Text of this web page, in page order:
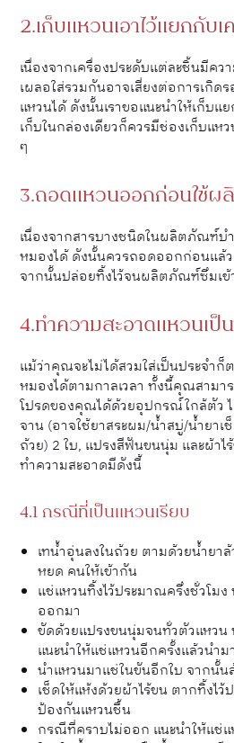
2.เก็บแหวนเอาไว้แยกกับ
เนื่องจากเครื่องประดับแต่ละชิ้นมีคว
เผลอใส่รวมกันอาจเสี่ยงต่อการเกิด
แหวนได้ ดังนั้นเราขอแนะนำให้เก็บ
เก็บในกล่องเดียวก็ควรมีช่องเก็บแ
ๆ
3.ถอดแหวนออกก่อนใช้
เนื่องจากสารบางชนิดในผลิตภัณฑ์บ
หมองได้ ดังนั้นควรถอดออกก่อนแ
จากนั้นปล่อยทิ้งไว้จนผลิตภัณฑ์ซึมเข้
4.ทำความสะอาดแหวนเป็
แม้ว่าคุณจะไม่ได้สวมใส่เป็นประจำ
หมองได้ตามกาลเวลา ทั้งนี้คุณสามา
โปรดของคุณได้ด้วยอุปกรณ์ใกล้ตัว
จาน (อาจใช้ยาสระผม/น้ำสบู่/น้ำยาเ
ถ้วย) 2 ใบ, แปรงสีฟันขนนุ่ม และผ้า
ทำความสะอาดมีดังนี้
4.1 กรณีที่เป็นแหวนเรียบ
เทน้ำอุ่นลงในถ้วย ตามด้วยน้ำยา
หยด คนให้เข้ากัน
แช่แหวนทิ้งไว้ประมาณครึ่งชั่วโม
ออกมา
ขัดด้วยแปรงขนนุ่มจนทั่วตัวแหว
แนะนำให้แช่แหวนอีกครั้งแล้วนำม
นำแหวนมาแช่ในขันอีกใบ จากนั้น
เช็ดให้แห้งด้วยผ้าไร้ขน ตากทิ้งไ
ป้องกันแหวนชื้น
กรณีที่คราบไม่ออก แนะนำให้แช่